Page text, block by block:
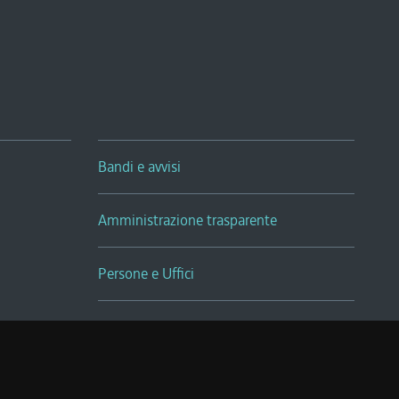
Bandi e avvisi
Amministrazione trasparente
Persone e Uffici
Sala Tiziano Tessitori